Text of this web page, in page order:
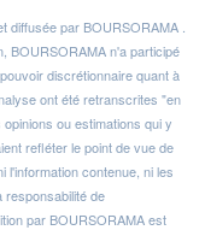
par BOURSORAMA .
BOURSORAMA n'a participé
discrétionnaire quant à
ont été retranscrites "en
ou estimations qui y
refléter le point de vue de
l'information contenue, ni les
responsabilité de
par BOURSORAMA est